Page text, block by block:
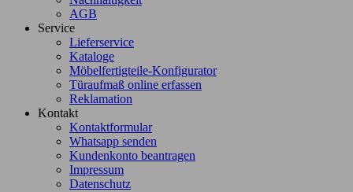
AGB
Service
Lieferservice
Kataloge
Möbelfertigteile-Konfigurator
Türaufmaß online erfassen
Reklamation
Kontakt
Kontaktformular
Whatsapp senden
Kundenkonto beantragen
Impressum
Datenschutz